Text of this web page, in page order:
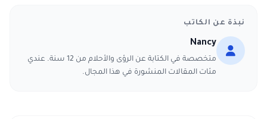
نبذة عن الكاتب
Nancy
متخصصة في الكتابة عن الرؤى والأحلام من 12 سنة. عندي
مئات المقالات المنشورة في هذا المجال.